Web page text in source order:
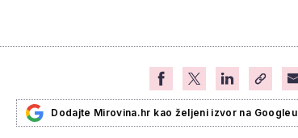
Dodajte Mirovina.hr kao željeni izvor na Googleu